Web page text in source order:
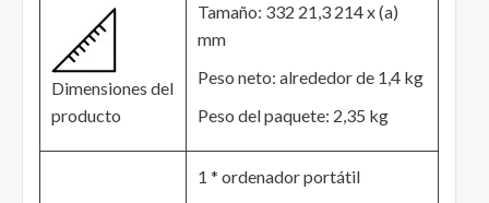
Dimensiones del
producto
Tamaño: 332 21,3 214 x (a)
mm
Peso neto: alrededor de 1,4 kg
Peso del paquete: 2,35 kg
1 * ordenador portátil